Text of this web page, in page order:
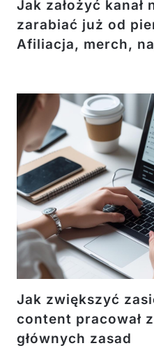
Jak założyć kanał
zarabiać już od
Afiliacja, merch,
Jak zwiększyć
content pracował
głównych zasad